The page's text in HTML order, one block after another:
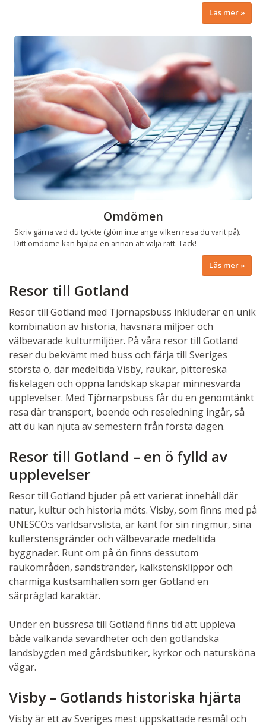
Läs mer
Omdömen
Skriv gärna vad du tyckte (glöm inte ange vilken resa du varit på).
Ditt omdöme kan hjälpa en annan att välja rätt. Tack!
Läs mer
Resor till Gotland
Resor till Gotland med Tjörnapsbuss inkluderar en unik
kombination av historia, havsnära miljöer och
välbevarade kulturmiljöer. På våra resor till Gotland
reser du bekvämt med buss och färja till Sveriges
största ö, där medeltida Visby, raukar, pittoreska
fiskelägen och öppna landskap skapar minnesvärda
upplevelser. Med Tjörnarpsbuss får du en genomtänkt
resa där transport, boende och reseledning ingår, så
att du kan njuta av semestern från första dagen.
Resor till Gotland – en ö fylld av
upplevelser
Resor till Gotland bjuder på ett varierat innehåll där
natur, kultur och historia möts. Visby, som finns med på
UNESCO:s världsarvslista, är känt för sin ringmur, sina
kullerstensgränder och välbevarade medeltida
byggnader. Runt om på ön finns dessutom
raukområden, sandstränder, kalkstensklippor och
charmiga kustsamhällen som ger Gotland en
särpräglad karaktär.
Under en bussresa till Gotland finns tid att uppleva
både välkända sevärdheter och den gotländska
landsbygden med gårdsbutiker, kyrkor och natursköna
vägar.
Visby – Gotlands historiska hjärta
Visby är ett av Sveriges mest uppskattade resmål och